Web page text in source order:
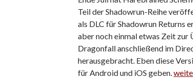
Teil der Shadowrun-Reihe
als DLC für Shadowrun Returns
aber noch einmal etwas Zeit
Dragonfall anschließend im
herausgebracht. Eben diese
für Android und iOS geben.